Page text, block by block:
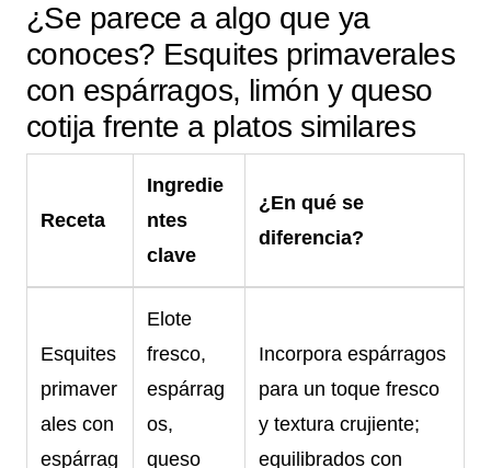
¿Se parece a algo que ya
conoces? Esquites primaverales
con espárragos, limón y queso
cotija frente a platos similares
Receta
Ingredie
ntes
clave
¿En qué se
diferencia?
Esquites
primaver
ales con
espárrag
Elote
fresco,
espárrag
os,
queso
Incorpora espárragos
para un toque fresco
y textura crujiente;
equilibrados con